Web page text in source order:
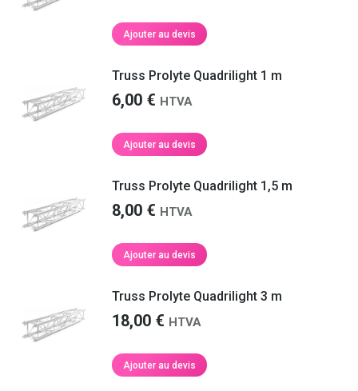
Ajouter au devis
Truss Prolyte Quadrilight 1 m
6,00 € HTVA
Ajouter au devis
Truss Prolyte Quadrilight 1,5 m
8,00 € HTVA
Ajouter au devis
Truss Prolyte Quadrilight 3 m
18,00 € HTVA
Ajouter au devis